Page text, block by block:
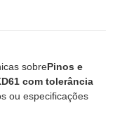
sobrePinos e
com tolerância
ou especificações